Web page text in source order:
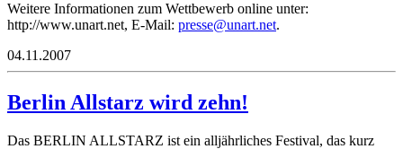
Weitere Informationen zum Wettbewerb online unter:
http://www.unart.net, E-Mail:
ten.t
ranu@
esser
p
.
04.11.2007
Berlin Allstarz wird zehn!
Das BERLIN ALLSTARZ ist ein alljährliches Festival, das kurz